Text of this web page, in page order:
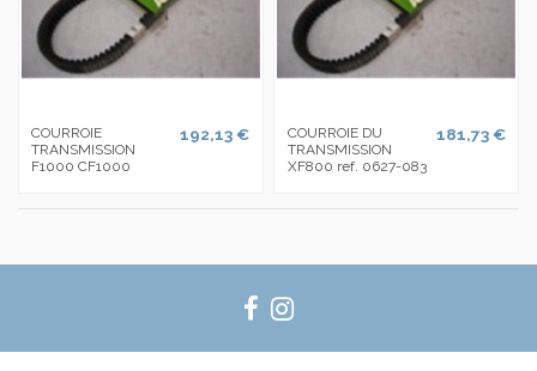
COURROIE
TRANSMISSION
F1000 CF1000
192,13 €
COURROIE DU
TRANSMISSION
XF800 ref. 0627-083
181,73 €